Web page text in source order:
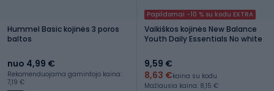
Hummel Basic kojinės 3 poros
baltos
nuo 4,99 €
Rekomenduojama gamintojo kaina:
7,19 €
Papildomai -10 % su kodu EXTRA
Vaikiškos kojinės New Balance
Youth Daily Essentials No white
9,59 €
8,63 €kaina su kodu
Mažiausia kaina: 8,15 €